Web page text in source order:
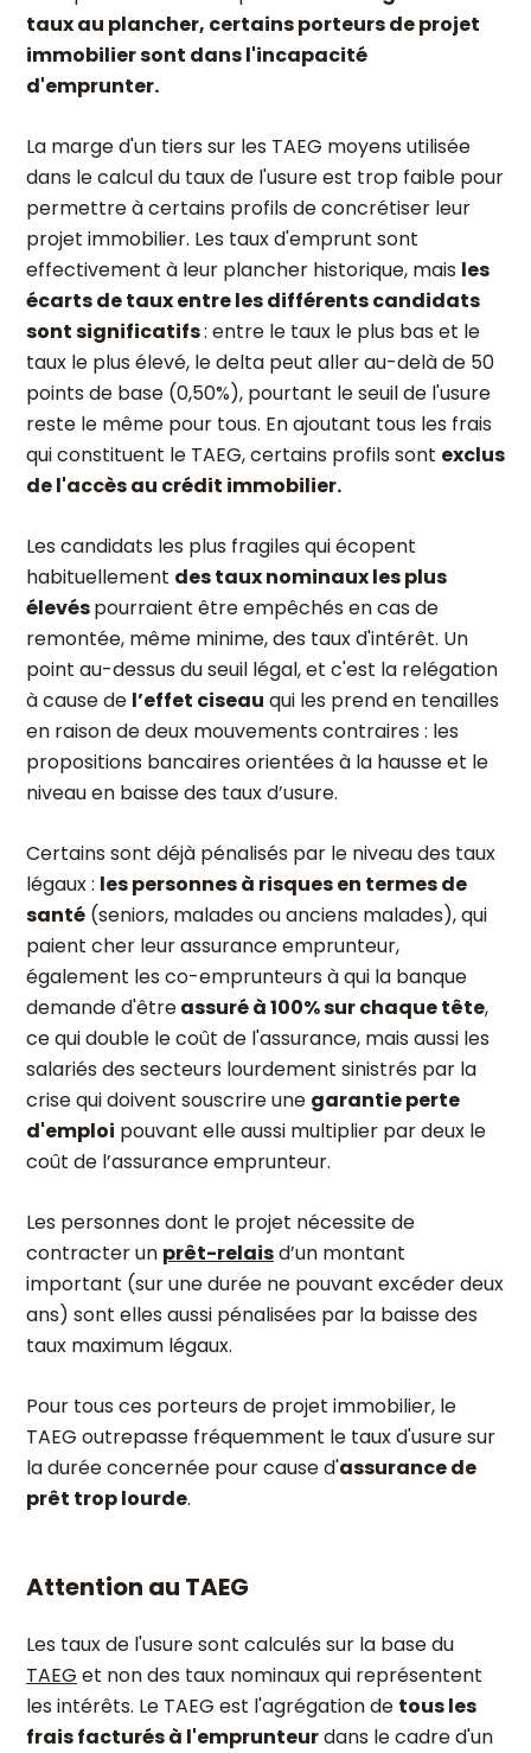
taux au plancher, certains porteurs de projet
immobilier sont dans l'incapacité
d'emprunter.
La marge d'un tiers sur les TAEG moyens utilisée
dans le calcul du taux de l'usure est trop faible pour
permettre à certains profils de concrétiser leur
projet immobilier. Les taux d'emprunt sont
effectivement à leur plancher historique, mais les
écarts de taux entre les différents candidats
sont significatifs: entre le taux le plus bas et le
taux le plus élevé, le delta peut aller au-delà de 50
points de base (0,50%), pourtant le seuil de l'usure
reste le même pour tous. En ajoutant tous les frais
qui constituent le TAEG, certains profils sont exclus
de l'accès au crédit immobilier.
Les candidats les plus fragiles qui écopent
habituellement des taux nominaux les plus
élevéspourraient être empêchés en cas de
remontée, même minime, des taux d'intérêt. Un
point au-dessus du seuil légal, et c'est la relégation
à cause de l’effet ciseau qui les prend en tenailles
en raison de deux mouvements contraires : les
propositions bancaires orientées à la hausse et le
niveau en baisse des taux d’usure.
Certains sont déjà pénalisés par le niveau des taux
légaux : les personnes à risques en termes de
santé (seniors, malades ou anciens malades), qui
paient cher leur assurance emprunteur,
également les co-emprunteurs à qui la banque
demande d'êtreassuré à 100% sur chaque tête,
ce qui double le coût de l'assurance, mais aussi les
salariés des secteurs lourdement sinistrés par la
crise qui doivent souscrire une garantie perte
d'emploi pouvant elle aussi multiplier par deux le
coût de l’assurance emprunteur.
Les personnes dont le projet nécessite de
contracter un prêt-relaisd’un montant
important (sur une durée ne pouvant excéder deux
ans) sont elles aussi pénalisées par la baisse des
taux maximum légaux.
Pour tous ces porteurs de projet immobilier, le
TAEG outrepasse fréquemment le taux d'usure sur
la durée concernée pour cause d'assurance de
prêt trop lourde.
Attention au TAEG
Les taux de l'usure sont calculés sur la base du
TAEG et non des taux nominaux qui représentent
les intérêts. Le TAEG est l'agrégation de tous les
frais facturés à l'emprunteurdans le cadre d'un